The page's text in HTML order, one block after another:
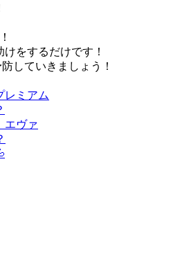
をするだけです！
していきましょう！
レミアム
ヴァ